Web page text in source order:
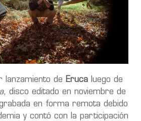
de Eruca luego de
, disco editado en noviembre de
en forma remota debido
y contó con la participación